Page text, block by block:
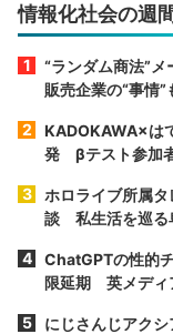
情報化社会の週
“ランダム商法”
販売企業の“事情”
KADOKAWA×は
発 βテスト参加
ホロライブ所属
談 私生活を巡る
ChatGPTの性的
限延期 英メディ
にじさんじアク